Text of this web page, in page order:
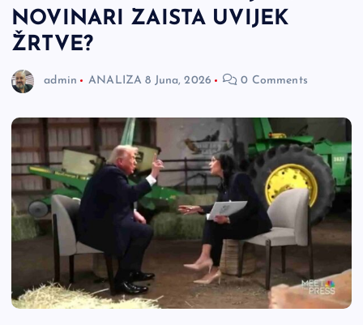
NOVINARI ZAISTA UVIJEK
ŽRTVE?
admin ANALIZA 8 Juna, 2026 0 Comments